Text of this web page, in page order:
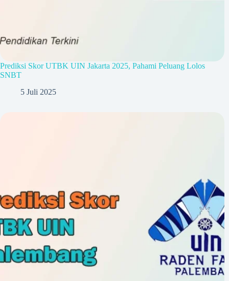
Prediksi Skor UTBK UIN Jakarta 2025, Pahami Peluang Lolos
SNBT
5 Juli 2025